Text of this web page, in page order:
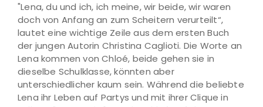
"Lena, du und ich, ich meine, wir beide, wir waren
doch von Anfang an zum Scheitern verurteilt“,
lautet eine wichtige Zeile aus dem ersten Buch
der jungen Autorin Christina Caglioti. Die Worte an
Lena kommen von Chloé, beide gehen sie in
dieselbe Schulklasse, könnten aber
unterschiedlicher kaum sein. Während die beliebte
Lena ihr Leben auf Partys und mit ihrer Clique in